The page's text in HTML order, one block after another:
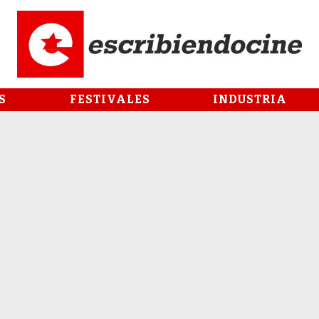
FESTIVALES INDUSTRIA